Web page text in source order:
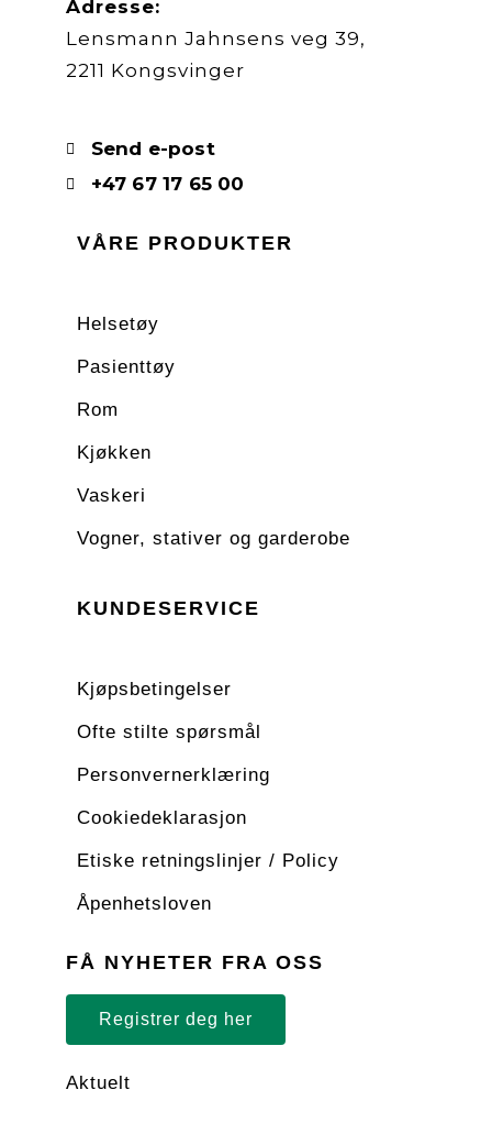
Adresse:
Lensmann Jahnsens veg 39,
2211 Kongsvinger
Send e-post
+47 67 17 65 00
VÅRE PRODUKTER
Helsetøy
Pasienttøy
Rom
Kjøkken
Vaskeri
Vogner, stativer og garderobe
KUNDESERVICE
Kjøpsbetingelser
Ofte stilte spørsmål
Personvernerklæring
Cookiedeklarasjon
Etiske retningslinjer / Policy
Åpenhetsloven
FÅ NYHETER FRA OSS
Registrer deg her
Aktuelt